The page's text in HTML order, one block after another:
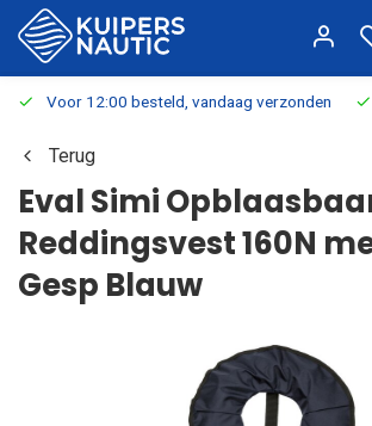
Voor 12:00 besteld, vandaag verzonden
Terug
Eval Simi
Reddingsvest 160N
Gesp Blauw